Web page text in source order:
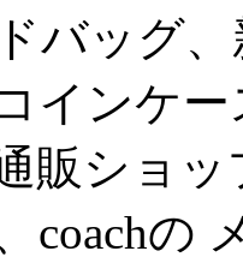
バッグ
インケ
販ショ
coachの